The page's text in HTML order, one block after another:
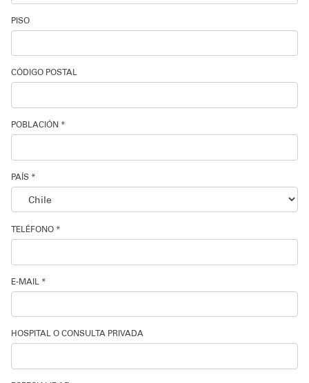
PISO
CÓDIGO POSTAL
POBLACIÓN *
PAÍS *
TELÉFONO *
E-MAIL *
HOSPITAL O CONSULTA PRIVADA